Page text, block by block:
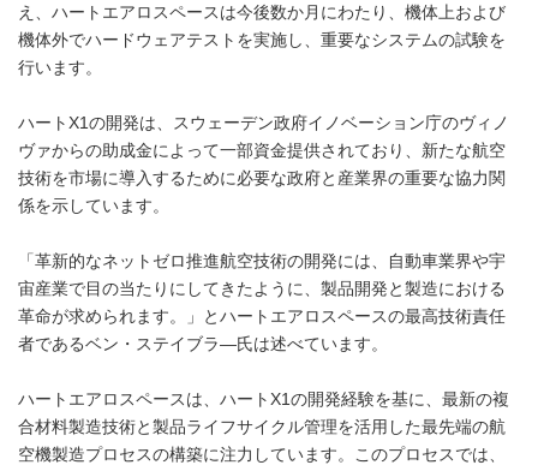
え、ハートエアロスペースは今後数か月にわたり、機体上および
機体外でハードウェアテストを実施し、重要なシステムの試験を
行います。
ハートX1の開発は、スウェーデン政府イノベーション庁のヴィノ
ヴァからの助成金によって一部資金提供されており、新たな航空
技術を市場に導入するために必要な政府と産業界の重要な協力関
係を示しています。
「革新的なネットゼロ推進航空技術の開発には、自動車業界や宇
宙産業で目の当たりにしてきたように、製品開発と製造における
革命が求められます。」とハートエアロスペースの最高技術責任
者であるベン・ステイブラ―氏は述べています。
ハートエアロスペースは、ハートX1の開発経験を基に、最新の複
合材料製造技術と製品ライフサイクル管理を活用した最先端の航
空機製造プロセスの構築に注力しています。このプロセスでは、